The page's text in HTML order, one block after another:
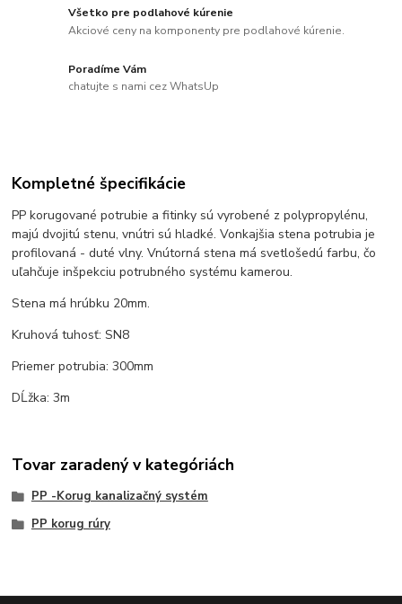
Všetko pre podlahové kúrenie
Akciové ceny na komponenty pre podlahové kúrenie.
Poradíme Vám
chatujte s nami cez WhatsUp
Kompletné špecifikácie
PP korugované potrubie a fitinky sú vyrobené z polypropylénu,
majú dvojitú stenu, vnútri sú hladké. Vonkajšia stena potrubia je
profilovaná - duté vlny. Vnútorná stena má svetlošedú farbu, čo
uľahčuje inšpekciu potrubného systému kamerou.
Stena má hrúbku 20mm.
Kruhová tuhosť: SN8
Priemer potrubia: 300mm
DĹžka: 3m
Tovar zaradený v kategóriách
PP -Korug kanalizačný systém
PP korug rúry